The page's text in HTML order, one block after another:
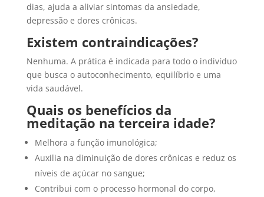
dias, ajuda a aliviar sintomas da ansiedade,
depressão e dores crônicas.
Existem contraindicações?
Nenhuma. A prática é indicada para todo o indivíduo
que busca o autoconhecimento, equilíbrio e uma
vida saudável.
Quais os benefícios da
meditação na terceira idade?
Melhora a função imunológica;
Auxilia na diminuição de dores crônicas e reduz os
níveis de açúcar no sangue;
Contribui com o processo hormonal do corpo,